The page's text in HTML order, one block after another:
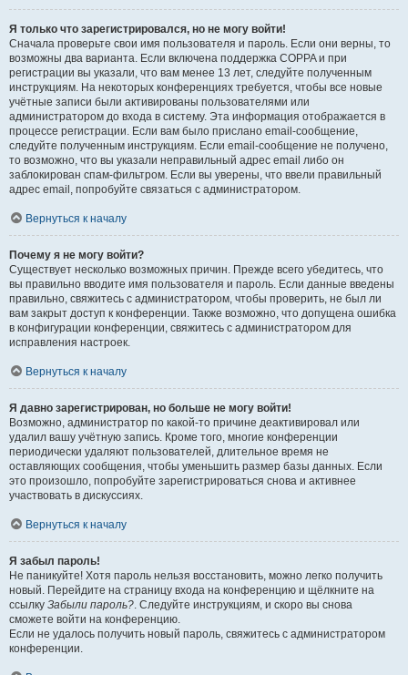
Я только что зарегистрировался, но не могу войти!
Сначала проверьте свои имя пользователя и пароль. Если они верны, то
возможны два варианта. Если включена поддержка COPPA и при
регистрации вы указали, что вам менее 13 лет, следуйте полученным
инструкциям. На некоторых конференциях требуется, чтобы все новые
учётные записи были активированы пользователями или
администратором до входа в систему. Эта информация отображается в
процессе регистрации. Если вам было прислано email-сообщение,
следуйте полученным инструкциям. Если email-сообщение не получено,
то возможно, что вы указали неправильный адрес email либо он
заблокирован спам-фильтром. Если вы уверены, что ввели правильный
адрес email, попробуйте связаться с администратором.
Вернуться к началу
Почему я не могу войти?
Существует несколько возможных причин. Прежде всего убедитесь, что
вы правильно вводите имя пользователя и пароль. Если данные введены
правильно, свяжитесь с администратором, чтобы проверить, не был ли
вам закрыт доступ к конференции. Также возможно, что допущена ошибка
в конфигурации конференции, свяжитесь с администратором для
исправления настроек.
Вернуться к началу
Я давно зарегистрирован, но больше не могу войти!
Возможно, администратор по какой-то причине деактивировал или
удалил вашу учётную запись. Кроме того, многие конференции
периодически удаляют пользователей, длительное время не
оставляющих сообщения, чтобы уменьшить размер базы данных. Если
это произошло, попробуйте зарегистрироваться снова и активнее
участвовать в дискуссиях.
Вернуться к началу
Я забыл пароль!
Не паникуйте! Хотя пароль нельзя восстановить, можно легко получить
новый. Перейдите на страницу входа на конференцию и щёлкните на
ссылку Забыли пароль?. Следуйте инструкциям, и скоро вы снова
сможете войти на конференцию.
Если не удалось получить новый пароль, свяжитесь с администратором
конференции.